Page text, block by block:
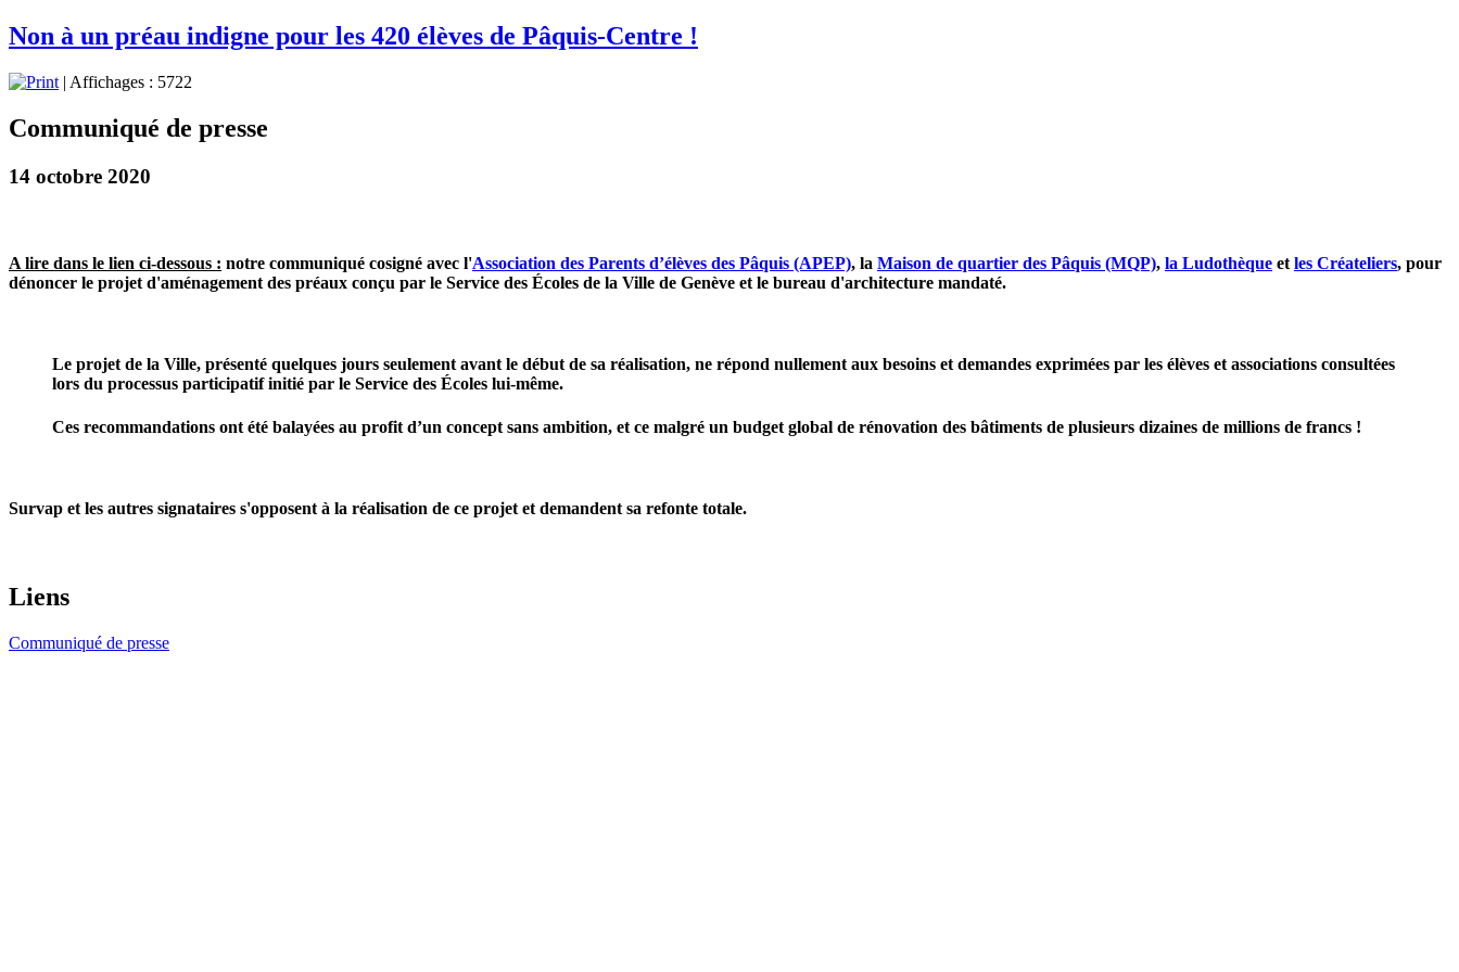
Non à un préau indigne pour les 420 élèves de Pâquis-Centre !
| Affichages : 5722
Communiqué de presse
14 octobre 2020
A lire dans le lien ci-dessous : notre communiqué cosigné avec l'Association des Parents d’élèves des Pâquis (APEP), la Maison de quartier des Pâquis (MQP), la Ludothèque et les Créateliers, pour
dénoncer le projet d'aménagement des préaux conçu par le Service des Écoles de la Ville de Genève et le bureau d'architecture mandaté.
Le projet de la Ville, présenté quelques jours seulement avant le début de sa réalisation, ne répond nullement aux besoins et demandes exprimées par les élèves et associations consultées
lors du processus participatif initié par le Service des Écoles lui-même.
Ces recommandations ont été balayées au profit d’un concept sans ambition, et ce malgré un budget global de rénovation des bâtiments de plusieurs dizaines de millions de francs !
Survap et les autres signataires s'opposent à la réalisation de ce projet et demandent sa refonte totale.
Liens
Communiqué de presse